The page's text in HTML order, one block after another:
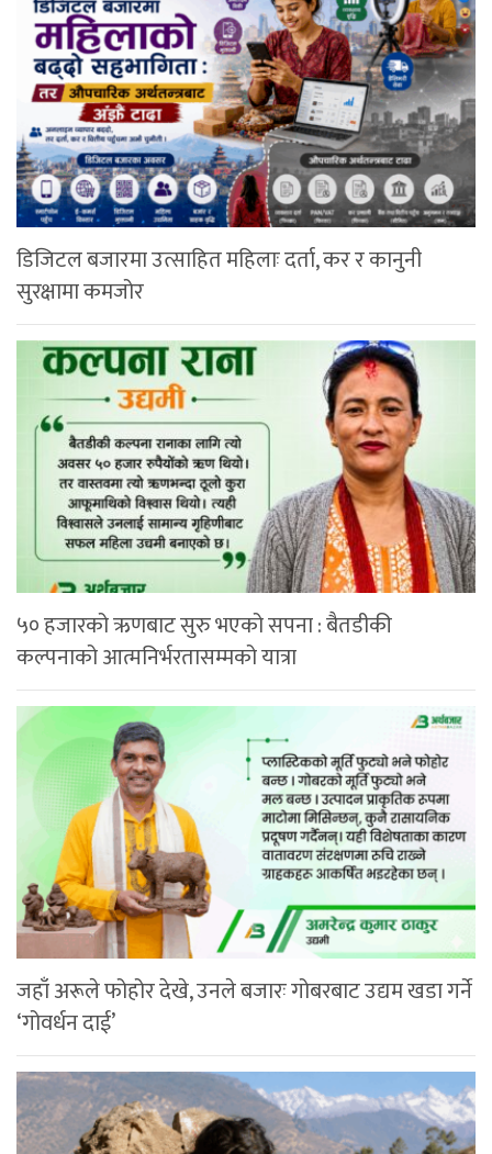
डिजिटल बजारमा उत्साहित महिलाः दर्ता, कर र कानुनी
सुरक्षामा कमजोर
५० हजारको ऋणबाट सुरु भएको सपना : बैतडीकी
कल्पनाको आत्मनिर्भरतासम्मको यात्रा
जहाँ अरूले फोहोर देखे, उनले बजारः गोबरबाट उद्यम खडा गर्ने
‘गोवर्धन दाई’